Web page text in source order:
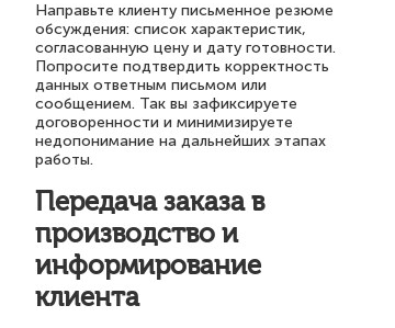
Направьте клиенту письменное резюме
обсуждения: список характеристик,
согласованную цену и дату готовности.
Попросите подтвердить корректность
данных ответным письмом или
сообщением. Так вы зафиксируете
договоренности и минимизируете
недопонимание на дальнейших этапах
работы.
Передача заказа в
производство и
информирование
клиента